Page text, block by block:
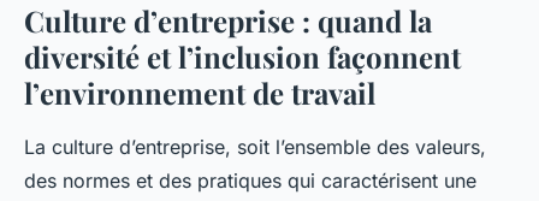
Culture d’entreprise : quand la
diversité et l’inclusion façonnent
l’environnement de travail
La culture d’entreprise, soit l’ensemble des valeurs,
des normes et des pratiques qui caractérisent une